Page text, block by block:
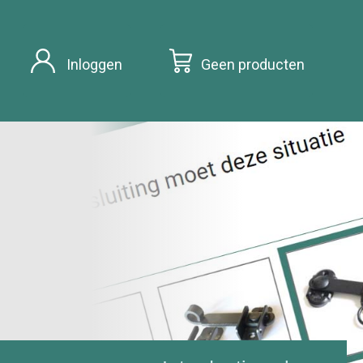
Inloggen Geen producten